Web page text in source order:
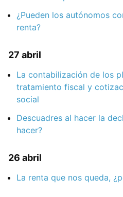
¿Pueden los autónomos
renta?
27 abril
La contabilización de los
tratamiento fiscal y
social
Descuadres al hacer la
hacer?
26 abril
La renta que nos queda,